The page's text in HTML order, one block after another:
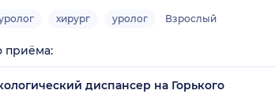
хирург уролог Взрослый
приёма:
диспансер на Горького